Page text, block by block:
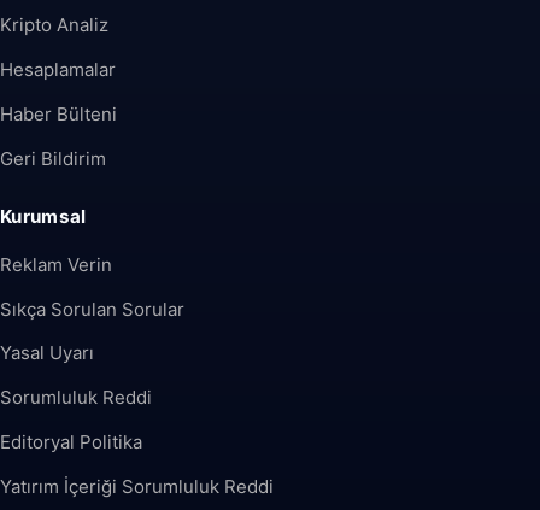
Kripto Analiz
Hesaplamalar
Haber Bülteni
Geri Bildirim
Kurumsal
Reklam Verin
Sıkça Sorulan Sorular
Yasal Uyarı
Sorumluluk Reddi
Editoryal Politika
Yatırım İçeriği Sorumluluk Reddi